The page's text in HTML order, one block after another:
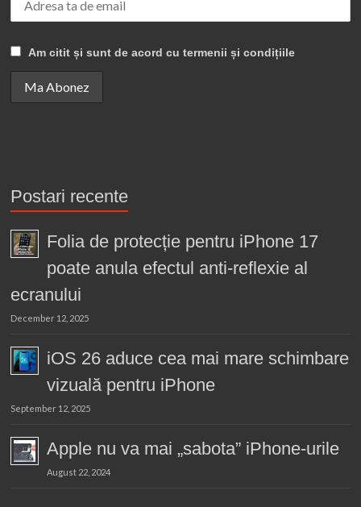
Am citit și sunt de acord cu termenii și condițiile
Postari recente
Folia de protecție pentru iPhone 17
poate anula efectul anti-reflexie al
ecranului
December 12, 2025
iOS 26 aduce cea mai mare schimbare
vizuală pentru iPhone
September 12, 2025
Apple nu va mai „sabota” iPhone-urile
August 22, 2024